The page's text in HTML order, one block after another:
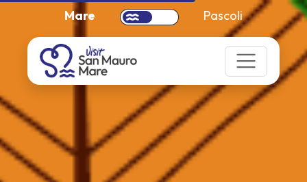
Mare Pascoli